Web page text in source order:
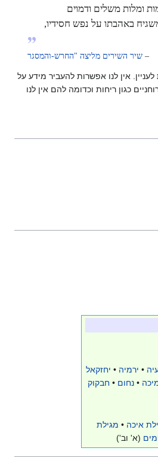
ומלות משלים ודמוים
באהבתו על נפש חסידיו,
– שיר השירים מליצה "החרש-והמסגר
אין לנו אפשרות להעביר מידע על
כגון ריחות וכדומה להם אין לנו
• ירמיה • יחזקאל
• נחום • חבקוק
איכה • מגילת
(א' וב')